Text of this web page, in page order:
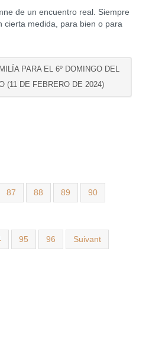
de un encuentro real. Siempre
cierta medida, para bien o para
PARA EL 6º DOMINGO DEL
(11 DE FEBRERO DE 2024)
87 88 89 90
95 96 Suivant